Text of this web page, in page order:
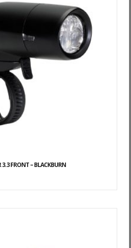
3.3 FRONT – BLACKBURN